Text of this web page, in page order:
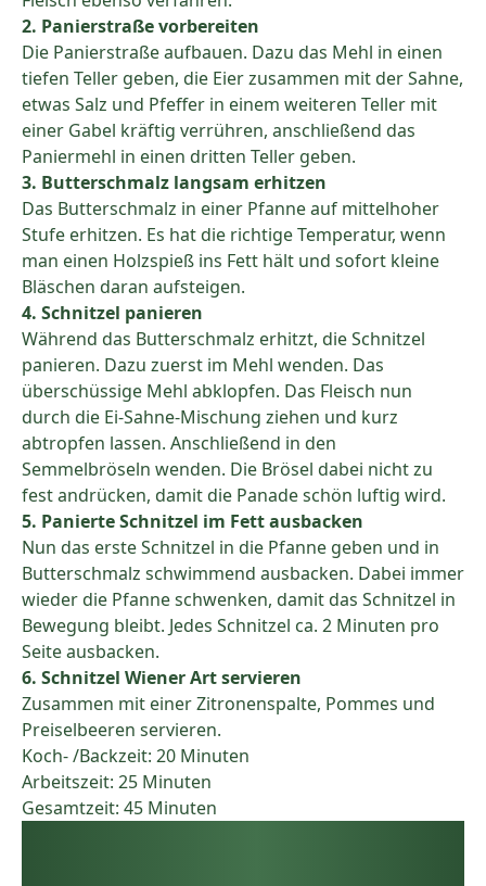
2. Panierstraße vorbereiten
Die Panierstraße aufbauen. Dazu das Mehl in einen
tiefen Teller geben, die Eier zusammen mit der Sahne,
etwas Salz und Pfeffer in einem weiteren Teller mit
einer Gabel kräftig verrühren, anschließend das
Paniermehl in einen dritten Teller geben.
3. Butterschmalz langsam erhitzen
Das Butterschmalz in einer Pfanne auf mittelhoher
Stufe erhitzen. Es hat die richtige Temperatur, wenn
man einen Holzspieß ins Fett hält und sofort kleine
Bläschen daran aufsteigen.
4. Schnitzel panieren
Während das Butterschmalz erhitzt, die Schnitzel
panieren. Dazu zuerst im Mehl wenden. Das
überschüssige Mehl abklopfen. Das Fleisch nun
durch die Ei-Sahne-Mischung ziehen und kurz
abtropfen lassen. Anschließend in den
Semmelbröseln wenden. Die Brösel dabei nicht zu
fest andrücken, damit die Panade schön luftig wird.
5. Panierte Schnitzel im Fett ausbacken
Nun das erste Schnitzel in die Pfanne geben und in
Butterschmalz schwimmend ausbacken. Dabei immer
wieder die Pfanne schwenken, damit das Schnitzel in
Bewegung bleibt. Jedes Schnitzel ca. 2 Minuten pro
Seite ausbacken.
6. Schnitzel Wiener Art servieren
Zusammen mit einer Zitronenspalte, Pommes und
Preiselbeeren servieren.
Koch- /Backzeit: 20 Minuten
Arbeitszeit: 25 Minuten
Gesamtzeit: 45 Minuten